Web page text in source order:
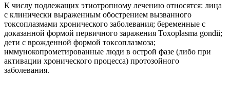
К числу подлежащих этиотропному лечению относятся: лица
с клинически выраженным обострением вызванного
токсоплазмами хронического заболевания; беременные с
доказанной формой первичного заражения Toxoplasma gondii;
дети с врожденной формой токсоплазмоза;
иммунокопрометированные люди в острой фазе (либо при
активации хронического процесса) протозойного
заболевания.